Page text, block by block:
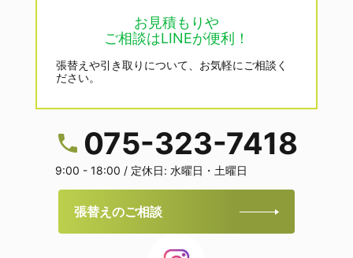
お見積もりや
ご相談はLINEが便利！
張替えや引き取りについて、お気軽にご相談く
ださい。
075-323-7418
9:00 - 18:00 / 定休日: 水曜日・土曜日
張替えのご相談